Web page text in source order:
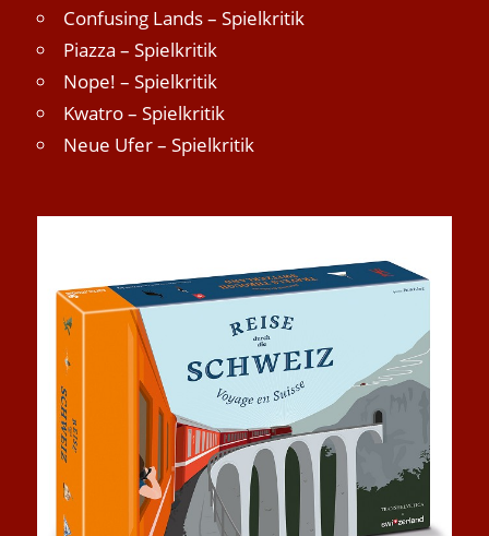
Confusing Lands – Spielkritik
Piazza – Spielkritik
Nope! – Spielkritik
Kwatro – Spielkritik
Neue Ufer – Spielkritik